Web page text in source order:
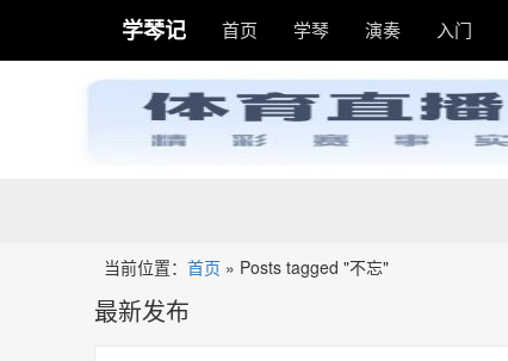
学琴记 首页 学琴 演奏 入门
当前位置： 首页 » Posts tagged "不忘"
最新发布